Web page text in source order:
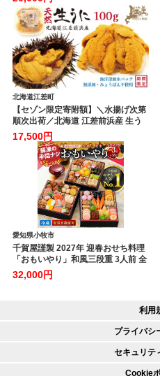
北海道江差町
【セゾン限定寄附額】＼水揚げ次第
順次出荷／北海道 江差前浜産 生う
に 100g【天然・無添加・みょうば
ん不使用】令和8年 江差産キタム
ラサキウニ 日本海熊石産海洋深層
水 塩水ウニ 素材を生かした自然
の味 国産うに 雲丹 100グラム
パック個包装
17,500円
愛知県小牧市
千賀屋謹製 2027年 迎春おせち料理
「おもいやり」和風三段重 3人前 全
38品 冷蔵 おせち料理 年内配送 お節
冷蔵おせち 人気 [035S02]
32,000円
利用
プライバシ
セキュリテ
Cookie